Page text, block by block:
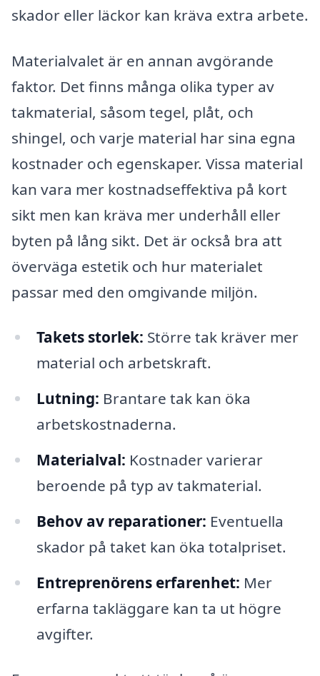
skador eller läckor kan kräva extra arbete.
Materialvalet är en annan avgörande
faktor. Det finns många olika typer av
takmaterial, såsom tegel, plåt, och
shingel, och varje material har sina egna
kostnader och egenskaper. Vissa material
kan vara mer kostnadseffektiva på kort
sikt men kan kräva mer underhåll eller
byten på lång sikt. Det är också bra att
överväga estetik och hur materialet
passar med den omgivande miljön.
Takets storlek: Större tak kräver mer
material och arbetskraft.
Lutning: Brantare tak kan öka
arbetskostnaderna.
Materialval: Kostnader varierar
beroende på typ av takmaterial.
Behov av reparationer: Eventuella
skador på taket kan öka totalpriset.
Entreprenörens erfarenhet: Mer
erfarna takläggare kan ta ut högre
avgifter.